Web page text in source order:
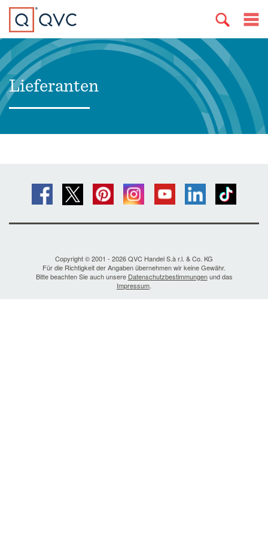
Lieferanten
Copyright © 2001 - 2026 QVC Handel S.à r.l. & Co. KG
Für die Richtigkeit der Angaben übernehmen wir keine Gewähr.
Bitte beachten Sie auch unsere Datenschutzbestimmungenund das
Impressum.